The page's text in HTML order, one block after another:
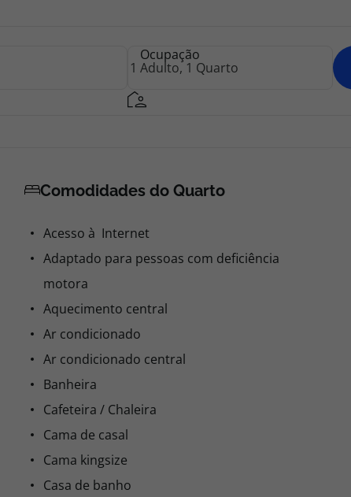
Ocupação
Comodidades do Quarto
Acesso à Internet
Adaptado para pessoas com deficiência
motora
Aquecimento central
Ar condicionado
Ar condicionado central
Banheira
Cafeteira / Chaleira
Cama de casal
Cama kingsize
Casa de banho